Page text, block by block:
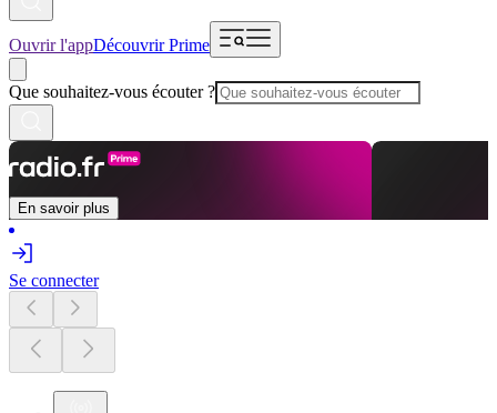
Ouvrir l'appDécouvrir Prime
Que souhaitez-vous écouter ?
En savoir plus
Se connecter